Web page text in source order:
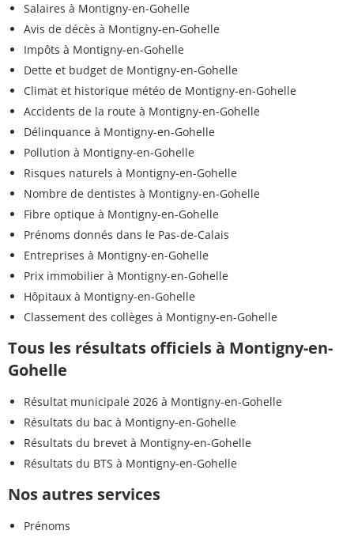
Salaires à Montigny-en-Gohelle
Avis de décès à Montigny-en-Gohelle
Impôts à Montigny-en-Gohelle
Dette et budget de Montigny-en-Gohelle
Climat et historique météo de Montigny-en-Gohelle
Accidents de la route à Montigny-en-Gohelle
Délinquance à Montigny-en-Gohelle
Pollution à Montigny-en-Gohelle
Risques naturels à Montigny-en-Gohelle
Nombre de dentistes à Montigny-en-Gohelle
Fibre optique à Montigny-en-Gohelle
Prénoms donnés dans le Pas-de-Calais
Entreprises à Montigny-en-Gohelle
Prix immobilier à Montigny-en-Gohelle
Hôpitaux à Montigny-en-Gohelle
Classement des collèges à Montigny-en-Gohelle
Tous les résultats officiels à Montigny-en-
Gohelle
Résultat municipale 2026 à Montigny-en-Gohelle
Résultats du bac à Montigny-en-Gohelle
Résultats du brevet à Montigny-en-Gohelle
Résultats du BTS à Montigny-en-Gohelle
Nos autres services
Prénoms